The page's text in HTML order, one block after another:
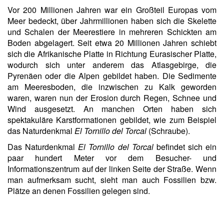
Vor 200 Millionen Jahren war ein Großteil Europas vom
Meer bedeckt, über Jahrmillionen haben sich die Skelette
und Schalen der Meerestiere in mehreren Schickten am
Boden abgelagert. Seit etwa 20 Millionen Jahren schiebt
sich die Afrikanische Platte in Richtung Eurasischer Platte,
wodurch sich unter anderem das Atlasgebirge, die
Pyrenäen oder die Alpen gebildet haben. Die Sedimente
am Meeresboden, die inzwischen zu Kalk geworden
waren, waren nun der Erosion durch Regen, Schnee und
Wind ausgesetzt. An manchen Orten haben sich
spektakuläre Karstformationen gebildet, wie zum Beispiel
das Naturdenkmal El Tornillo del Torcal (Schraube).
Das Naturdenkmal El Tornillo del Torcal befindet sich ein
paar hundert Meter vor dem Besucher- und
Informationszentrum auf der linken Seite der Straße. Wenn
man aufmerksam sucht, sieht man auch Fossilien bzw.
Plätze an denen Fossilien gelegen sind.